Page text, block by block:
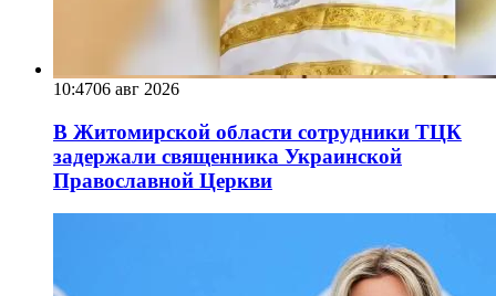
10:4706 авг 2026
В Житомирской области сотрудники ТЦК
задержали священника Украинской
Православной Церкви